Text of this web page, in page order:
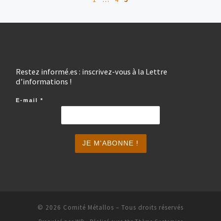
Restez informé.es : inscrivez-vous à la Lettre
d’informations !
E-mail *
© 2026 Comité Métallos – Tous droits réservés